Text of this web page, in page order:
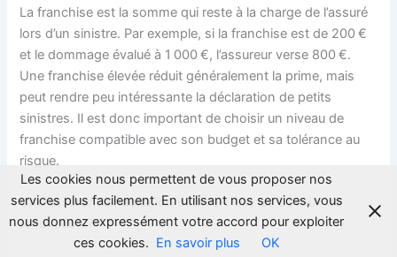
La franchise est la somme qui reste à la charge de l’assuré
lors d’un sinistre. Par exemple, si la franchise est de 200 €
et le dommage évalué à 1 000 €, l’assureur verse 800 €.
Une franchise élevée réduit généralement la prime, mais
peut rendre peu intéressante la déclaration de petits
sinistres. Il est donc important de choisir un niveau de
franchise compatible avec son budget et sa tolérance au
risque.
Une assurance habitation couvre-t-elle les travaux de
rénovation ?
Les cookies nous permettent de vous proposer nos
services plus facilement. En utilisant nos services, vous
nous donnez expressément votre accord pour exploiter
ces cookies. En savoir plus OK